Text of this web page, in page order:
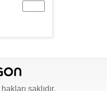
hakları saklıdır.